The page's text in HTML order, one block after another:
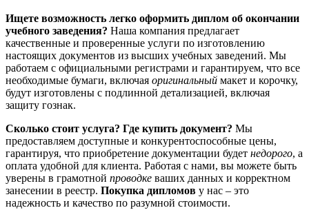
Ищете возможность легко оформить диплом об окончании
учебного заведения? Наша компания предлагает
качественные и проверенные услуги по изготовлению
настоящих документов из высших учебных заведений. Мы
работаем с официальными регистрами и гарантируем, что все
необходимые бумаги, включая оригинальный макет и корочку,
будут изготовлены с подлинной детализацией, включая
защиту гознак.
Сколько стоит услуга? Где купить документ? Мы
предоставляем доступные и конкурентоспособные цены,
гарантируя, что приобретение документации будет недорого, а
оплата удобной для клиента. Работая с нами, вы можете быть
уверены в грамотной проводке ваших данных и корректном
занесении в реестр. Покупка дипломов у нас – это
надежность и качество по разумной стоимости.